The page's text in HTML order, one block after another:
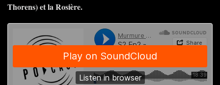
Thorens) et la Rosière.